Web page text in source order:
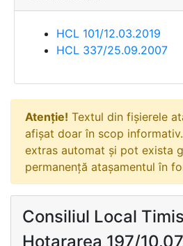
HCL 101/12.03.2019
HCL 337/25.09.2007
Atenție! Textul din fișierele
afișat doar în scop
extras automat și pot exista
permanență atașamentul în
Consiliul Local
Hotararea 197/